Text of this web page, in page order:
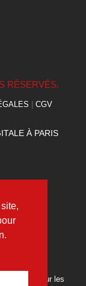
RÉSERVÉS.
CGV
nous sur les